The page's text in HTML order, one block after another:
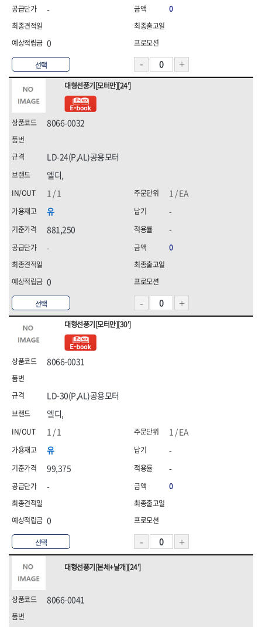
선택
-
0
0
선택
대형선풍기[모터만][24']
8066-0032
엘디,
1 / EA
유
881,250
-
0
LD-24(P,AL)공용모터
1 / 1
-
-
0
선택
대형선풍기[모터만][30']
8066-0031
엘디,
1 / EA
유
99,375
-
0
LD-30(P,AL)공용모터
1 / 1
-
-
0
대형선풍기[본체+날개][24']
8066-0041